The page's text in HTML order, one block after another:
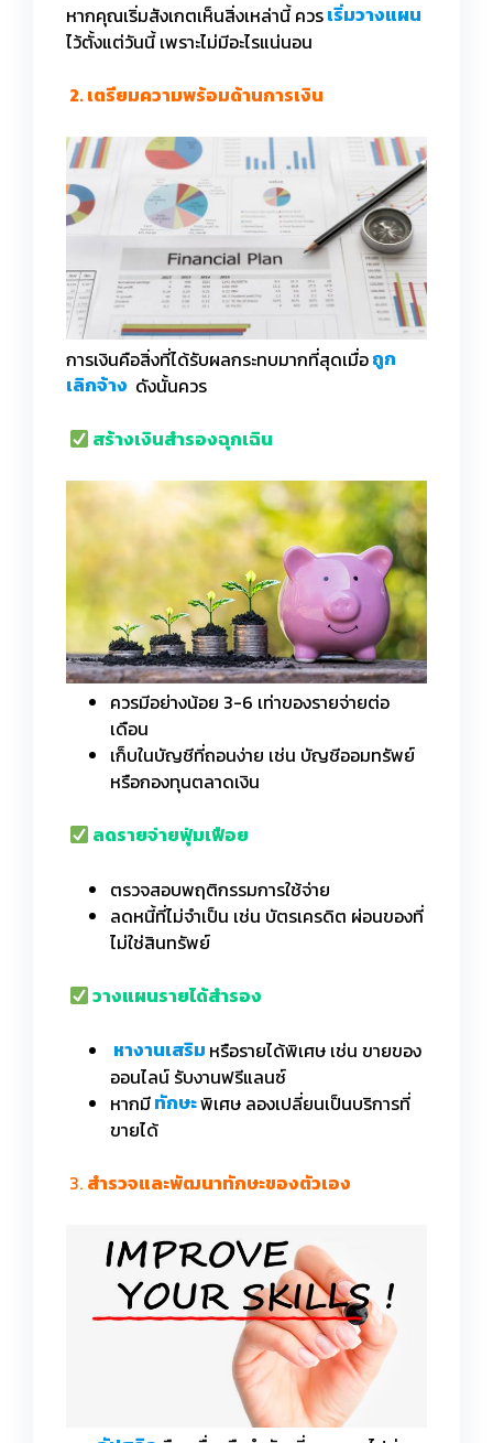
หากคุณเริ่มสังเกตเห็นสิ่งเหล่านี้ ควรเริ่มวางแผน
ไว้ตั้งแต่วันนี้ เพราะไม่มีอะไรแน่นอน
2. เตรียมความพร้อมด้านการเงิน
การเงินคือสิ่งที่ได้รับผลกระทบมากที่สุดเมื่อถูก
เลิกจ้าง ดังนั้นควร
สร้างเงินสำรองฉุกเฉิน
ควรมีอย่างน้อย 3-6 เท่าของรายจ่ายต่อ
เดือน
เก็บในบัญชีที่ถอนง่าย เช่น บัญชีออมทรัพย์
หรือกองทุนตลาดเงิน
ลดรายจ่ายฟุ่มเฟือย
ตรวจสอบพฤติกรรมการใช้จ่าย
ลดหนี้ที่ไม่จำเป็น เช่น บัตรเครดิต ผ่อนของที่
ไม่ใช่สินทรัพย์
วางแผนรายได้สำรอง
หางานเสริม หรือรายได้พิเศษ เช่น ขายของ
ออนไลน์ รับงานฟรีแลนซ์
หากมีทักษะพิเศษ ลองเปลี่ยนเป็นบริการที่
ขายได้
3. สำรวจและพัฒนาทักษะของตัวเอง